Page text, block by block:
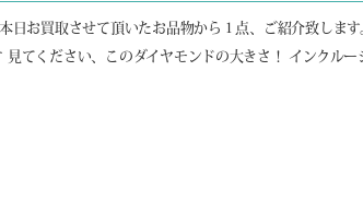
日お買取させて頂いたお品物から１点、ご紹介致しま
てください、このダイヤモンドの大きさ！ インクルー